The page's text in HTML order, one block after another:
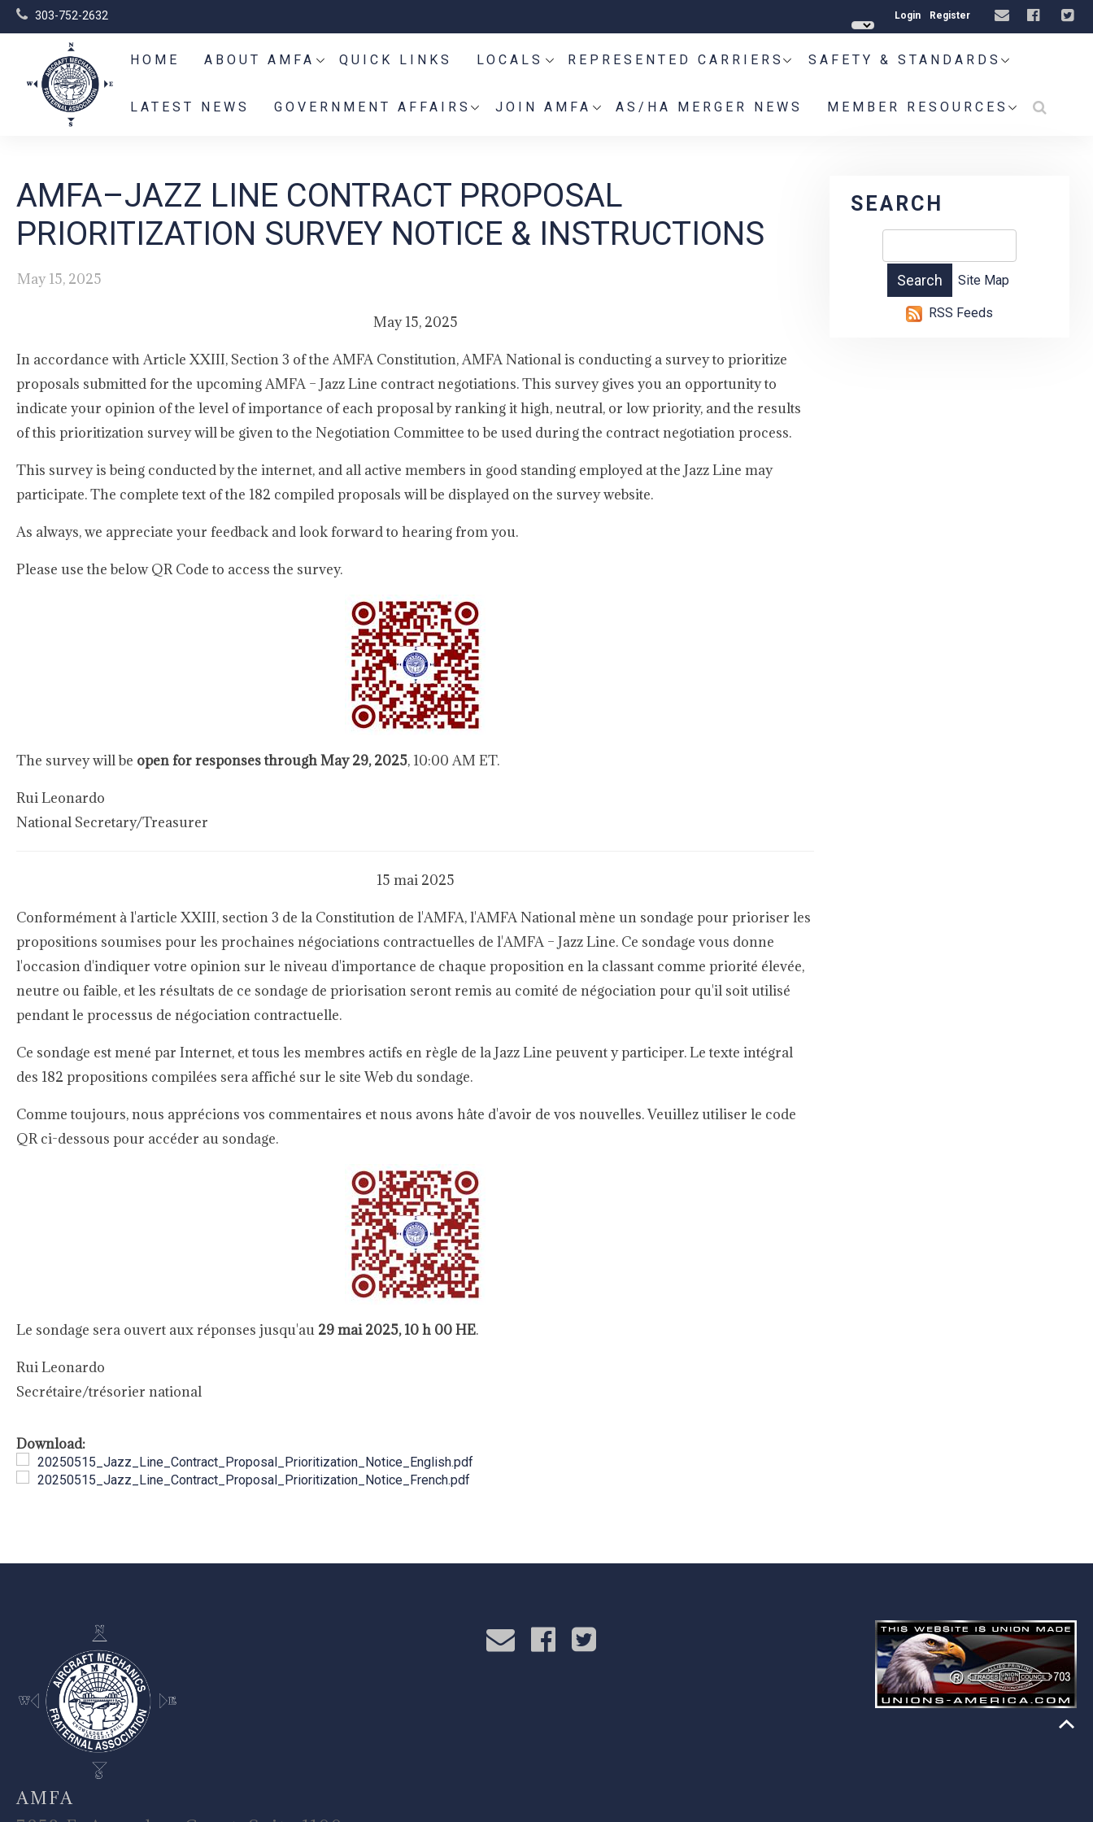
303-752-2632 Login Register
HOME ABOUT AMFA QUICK LINKS LOCALS REPRESENTED CARRIERS SAFETY & STANDARDS
LATEST NEWS GOVERNMENT AFFAIRS JOIN AMFA AS/HA MERGER NEWS MEMBER RESOURCES
AMFA–JAZZ LINE CONTRACT PROPOSAL
PRIORITIZATION SURVEY NOTICE & INSTRUCTIONS
May 15, 2025
May 15, 2025
In accordance with Article XXIII, Section 3 of the AMFA Constitution, AMFA National is conducting a survey to prioritize
proposals submitted for the upcoming AMFA – Jazz Line contract negotiations. This survey gives you an opportunity to
indicate your opinion of the level of importance of each proposal by ranking it high, neutral, or low priority, and the results
of this prioritization survey will be given to the Negotiation Committee to be used during the contract negotiation process.
This survey is being conducted by the internet, and all active members in good standing employed at the Jazz Line may
participate. The complete text of the 182 compiled proposals will be displayed on the survey website.
As always, we appreciate your feedback and look forward to hearing from you.
Please use the below QR Code to access the survey.
The survey will be open for responses through May 29, 2025, 10:00 AM ET.
Rui Leonardo
National Secretary/Treasurer
15 mai 2025
Conformément à l'article XXIII, section 3 de la Constitution de l'AMFA, l'AMFA National mène un sondage pour prioriser les
propositions soumises pour les prochaines négociations contractuelles de l'AMFA – Jazz Line. Ce sondage vous donne
l'occasion d'indiquer votre opinion sur le niveau d'importance de chaque proposition en la classant comme priorité élevée,
neutre ou faible, et les résultats de ce sondage de priorisation seront remis au comité de négociation pour qu'il soit utilisé
pendant le processus de négociation contractuelle.
Ce sondage est mené par Internet, et tous les membres actifs en règle de la Jazz Line peuvent y participer. Le texte intégral
des 182 propositions compilées sera affiché sur le site Web du sondage.
Comme toujours, nous apprécions vos commentaires et nous avons hâte d'avoir de vos nouvelles. Veuillez utiliser le code
QR ci-dessous pour accéder au sondage.
Le sondage sera ouvert aux réponses jusqu'au 29 mai 2025, 10 h 00 HE.
Rui Leonardo
Secrétaire/trésorier national
Download:
20250515_Jazz_Line_Contract_Proposal_Prioritization_Notice_English.pdf
20250515_Jazz_Line_Contract_Proposal_Prioritization_Notice_French.pdf
SEARCH
Site Map
RSS Feeds
-
AMFA